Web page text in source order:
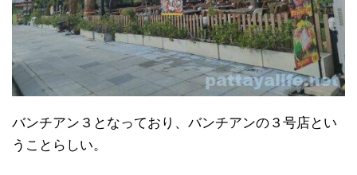
バンチアン３となっており、バンチアンの３号店とい
うことらしい。